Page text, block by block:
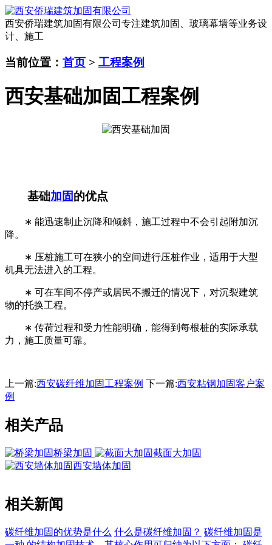
西安侨瑞建筑加固有限公司 专注建筑加固、玻璃幕墙等业务设
计、施工
当前位置： 首页 > 工程案例
西安基础加固工程案例
基础加固的优点
∗ 能迅速制止沉降和倾斜，施工过程中不会引起附加沉
降。
∗ 压桩施工可在狭小的空间进行压桩作业，适用于大型
机具无法进入的工程。
∗ 可在车间不停产或居民不搬迁的情况下，对沉裂建筑
物的托换工程。
∗ 传荷过程和受力性能明确，能得到每根桩的实际承载
力，施工质量可靠。
上一篇:西安碳纤维加固工程案例 下一篇:西安粘钢加固客户案
例
相关产品
桥梁加固
截面大加固
西安墙体加固
相关新闻
碳纤维加固的优势是什么 什么是碳纤维加固？ 碳纤维加固是